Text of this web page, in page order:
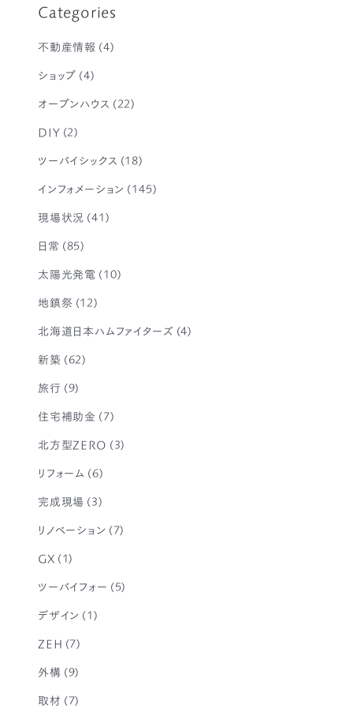
Categories
不動産情報 (4)
ショップ (4)
オープンハウス (22)
DIY (2)
ツーバイシックス (18)
インフォメーション (145)
現場状況 (41)
日常 (85)
太陽光発電 (10)
地鎮祭 (12)
北海道日本ハムファイターズ (4)
新築 (62)
旅行 (9)
住宅補助金 (7)
北方型ZERO (3)
リフォーム (6)
完成現場 (3)
リノベーション (7)
GX (1)
ツーバイフォー (5)
デザイン (1)
ZEH (7)
外構 (9)
取材 (7)